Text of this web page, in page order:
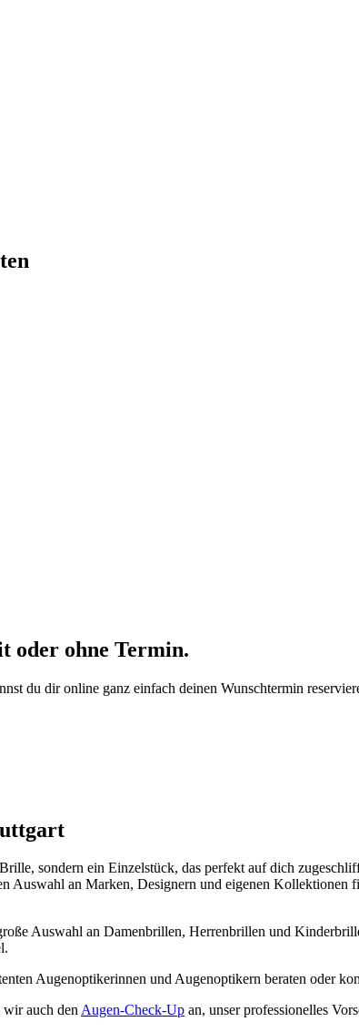
oder ohne Termin.
du dir online ganz einfach deinen Wunschtermin
sondern ein Einzelstück, das perfekt auf dich
Auswahl an Marken, Designern und eigenen
Auswahl an Damenbrillen, Herrenbrillen und
Augenoptikerinnen und Augenoptikern beraten oder
wir auch denAugen-Check-Up an, unser professionelles